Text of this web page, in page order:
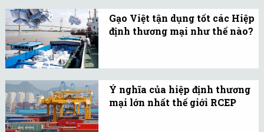
chứng minh cam kết về
hành động khí hậu.
Gạo Việt tận dụng tốt các Hiệp
định thương mại như thế nào?
UKVFTA đã bắt đầu xuất
hiện và bán tại các siêu
thị ở Anh.
Ý nghĩa của hiệp định thương
mại lớn nhất thế giới RCEP